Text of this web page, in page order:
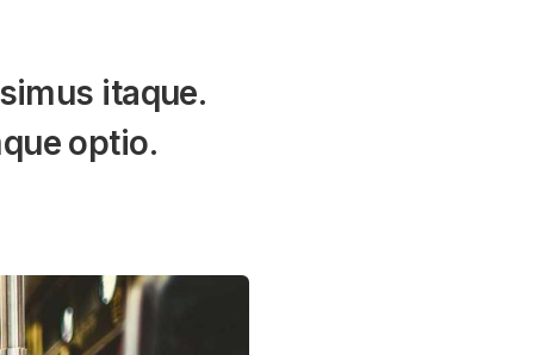
itaque.
optio.